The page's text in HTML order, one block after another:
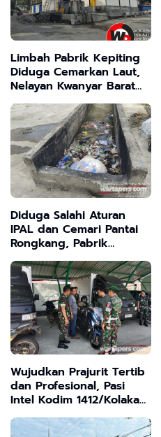
Limbah Pabrik Kepiting
Diduga Cemarkan Laut,
Nelayan Kwanyar Barat
Bangkalan Desak DLH
Turun Tangan
Diduga Salahi Aturan
IPAL dan Cemari Pantai
Rongkang, Pabrik
Kepiting di Bangkalan
Terancam Sanksi Berat
Wujudkan Prajurit Tertib
dan Profesional, Pasi
Intel Kodim 1412/Kolaka
Sidak Helm dan
Kendaraan